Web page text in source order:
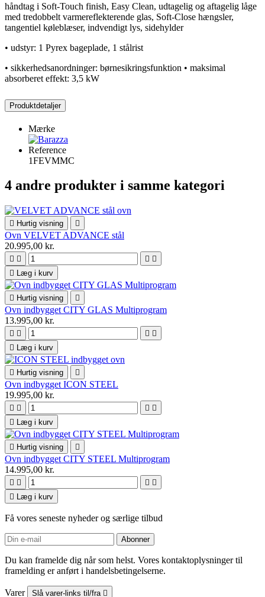
håndtag i Soft-Touch finish, Easy Clean, udtagelig og aftagelig låge
med tredobbelt varmereflekterende glas, Soft-Close hængsler,
tangentiel køleblæser, indvendigt lys, sidehylder
• udstyr: 1 Pyrex bageplade, 1 stålrist
• sikkerhedsanordninger: børnesikringsfunktion • maksimal
absorberet effekt: 3,5 kW
Produktdetaljer
Mærke
Reference
1FEVMMC
4 andre produkter i samme kategori
 Hurtig visning 
Ovn VELVET ADVANCE stål
20.995,00 kr.
   
 Læg i kurv
 Hurtig visning 
Ovn indbygget CITY GLAS Multiprogram
13.995,00 kr.
   
 Læg i kurv
 Hurtig visning 
Ovn indbygget ICON STEEL
19.995,00 kr.
   
 Læg i kurv
 Hurtig visning 
Ovn indbygget CITY STEEL Multiprogram
14.995,00 kr.
   
 Læg i kurv
Få vores seneste nyheder og særlige tilbud
Du kan framelde dig når som helst. Vores kontaktoplysninger til
framelding er anført i handelsbetingelserne.
Varer Slå varer-links til/fra 